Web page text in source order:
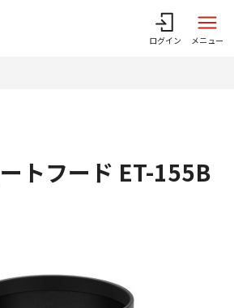
ログイン メニュー
トフード ET-155B